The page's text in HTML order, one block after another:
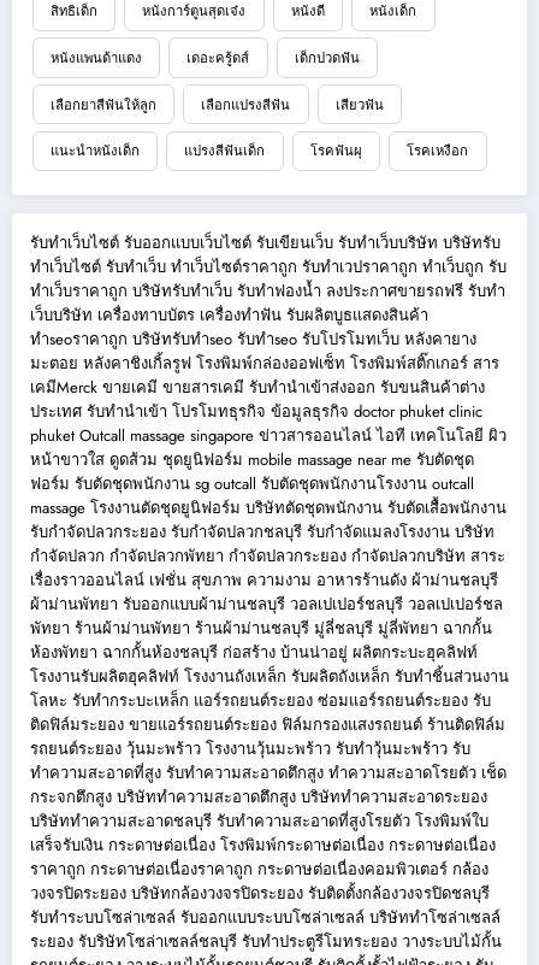
สิทธิเด็ก หนังการ์ตูนสุดเจ๋ง หนังดี หนังเด็ก
หนังแพนด้าแดง เดอะครู้ดส์ เด็กปวดฟัน
เลือกยาสีฟันให้ลูก เลือกแปรงสีฟัน เสียวฟัน
แนะนำหนังเด็ก แปรงสีฟันเด็ก โรคฟันผุ โรคเหงือก
รับทำเว็บไซต์ รับออกแบบเว็บไซต์ รับเขียนเว็บ รับทำเว็บบริษัท บริษัทรับ
ทำเว็บไซต์ รับทำเว็บ ทำเว็บไซต์ราคาถูก รับทำเวปราคาถูก ทำเว็บถูก รับ
ทำเว็บราคาถูก บริษัทรับทำเว็บ รับทำฟองน้ำ ลงประกาศขายรถฟรี รับทำ
เว็บบริษัท เครื่องทาบบัตร เครื่องทำฟัน รับผลิตบูธแสดงสินค้า
ทำseoราคาถูก บริษัทรับทำseo รับทำseo รับโปรโมทเว็บ หลังคายาง
มะตอย หลังคาชิงเกิ้ลรูฟ โรงพิมพ์กล่องออฟเซ็ท โรงพิมพ์สติ๊กเกอร์ สาร
เคมีMerck ขายเคมี ขายสารเคมี รับทำนำเข้าส่งออก รับขนสินค้าต่าง
ประเทศ รับทำนำเข้า โปรโมทธุรกิจ ข้อมูลธุรกิจ doctor phuket clinic
phuket Outcall massage singapore ข่าวสารออนไลน์ ไอที เทคโนโลยี ผิว
หน้าขาวใส ดูดส้วม ชุดยูนิฟอร์ม mobile massage near me รับตัดชุด
ฟอร์ม รับตัดชุดพนักงาน sg outcall รับตัดชุดพนักงานโรงงาน outcall
massage โรงงานตัดชุดยูนิฟอร์ม บริษัทตัดชุดพนักงาน รับตัดเสื้อพนักงาน
รับกำจัดปลวกระยอง รับกำจัดปลวกชลบุรี รับกำจัดแมลงโรงงาน บริษัท
กำจัดปลวก กำจัดปลวกพัทยา กำจัดปลวกระยอง กำจัดปลวกบริษัท สาระ
เรื่องราวออนไลน์ เฟชั่น สุขภาพ ความงาม อาหารร้านดัง ผ้าม่านชลบุรี
ผ้าม่านพัทยา รับออกแบบผ้าม่านชลบุรี วอลเปเปอร์ชลบุรี วอลเปเปอร์ชล
พัทยา ร้านผ้าม่านพัทยา ร้านผ้าม่านชลบุรี มู่ลี่ชลบุรี มู่ลี่พัทยา ฉากกั้น
ห้องพัทยา ฉากกั้นห้องชลบุรี ก่อสร้าง บ้านน่าอยู่ ผลิตกระบะฮุคลิฟท์
โรงงานรับผลิตฮุคลิฟท์ โรงงานถังเหล็ก รับผลิตถังเหล็ก รับทำชิ้นส่วนงาน
โลหะ รับทำกระบะเหล็ก แอร์รถยนต์ระยอง ซ่อมแอร์รถยนต์ระยอง รับ
ติดฟิล์มระยอง ขายแอร์รถยนต์ระยอง ฟิล์มกรองแสงรถยนต์ ร้านติดฟิล์ม
รถยนต์ระยอง วุ้นมะพร้าว โรงงานวุ้นมะพร้าว รับทำวุ้นมะพร้าว รับ
ทำความสะอาดที่สูง รับทำความสะอาดตึกสูง ทำความสะอาดโรยตัว เช็ด
กระจกตึกสูง บริษัททำความสะอาดตึกสูง บริษัททำความสะอาดระยอง
บริษัททำความสะอาดชลบุรี รับทำความสะอาดที่สูงโรยตัว โรงพิมพ์ใบ
เสร็จรับเงิน กระดาษต่อเนื่อง โรงพิมพ์กระดาษต่อเนื่อง กระดาษต่อเนื่อง
ราคาถูก กระดาษต่อเนื่องราคาถูก กระดาษต่อเนื่องคอมพิวเตอร์ กล้อง
วงจรปิดระยอง บริษัทกล้องวงจรปิดระยอง รับติดตั้งกล้องวงจรปิดชลบุรี
รับทำระบบโซล่าเซลล์ รับออกแบบระบบโซล่าเซลล์ บริษัททำโซล่าเซลล์
ระยอง รับริษัทโซล่าเซลล์ชลบุรี รับทำประตูรีโมทระยอง วางระบบไม้กั้น